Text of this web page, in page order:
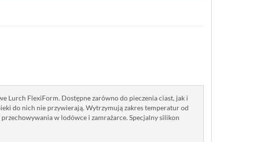
Lurch FlexiForm. Dostępne zarówno do pieczenia ciast, jak i
do nich nie przywierają. Wytrzymują zakres temperatur od
w lodówce i zamrażarce. Specjalny silikon